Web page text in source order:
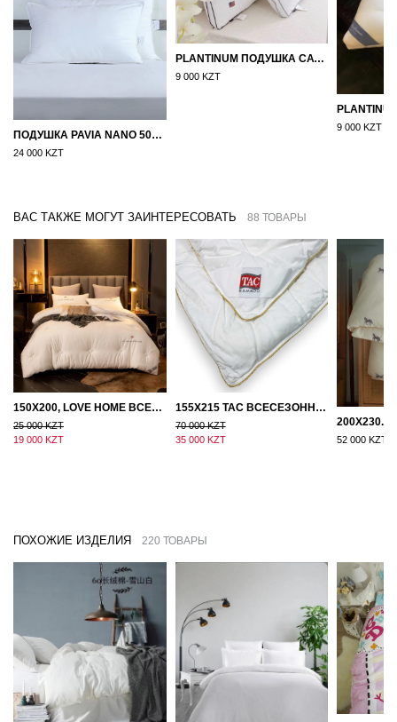
ПОДУШКА PAVIA NANO 50X70
24 000 KZT
PLANTINUM ПОДУШКА САТИН, ШЕЛК 50Х70
9 000 KZT
9 000 KZT
ВАС ТАКЖЕ МОГУТ ЗАИНТЕРЕСОВАТЬ 88 ТОВАРЫ
150Х200, LOVE HOME ВСЕСЕЗОННОЕ ОДЕЯЛО ИЗ ХЛОПКА С НАПОЛНИТЕЛЕМ МИКРОГЕЛЬ
25 000 KZT
19 000 KZT
155Х215 TAC ВСЕСЕЗОННОЕ ХЛОПКОВОЕ ОДЕЯЛО ИЗ БАМБУКОВОГО ВОЛОКНА
70 000 KZT
35 000 KZT
52 000 KZT
ПОХОЖИЕ ИЗДЕЛИЯ 220 ТОВАРЫ